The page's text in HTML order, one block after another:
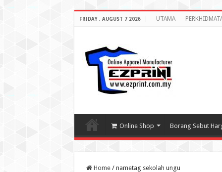
FRIDAY , AUGUST 7 2026 UTAMA
Online Shop Borang Sebut
Home / nametag sekolah ungu